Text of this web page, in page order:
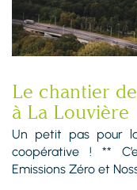
Le chantier
à La Louvière
Un petit pas pour
coopérative ! **
Emissions Zéro et